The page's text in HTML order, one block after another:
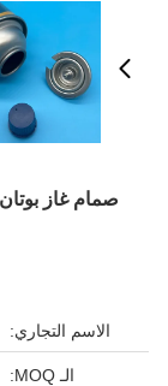
صمام غاز
الاسم التجاري:
الـ MOQ: